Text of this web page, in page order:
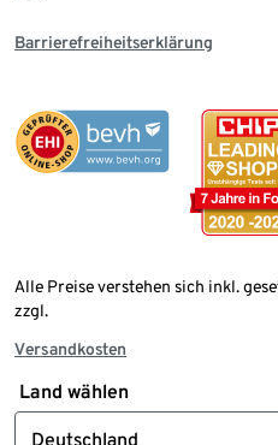
Barrierefreiheitserklärung
Alle Preise verstehen sich inkl.
zzgl.
Versandkosten
Land wählen
Deutschland